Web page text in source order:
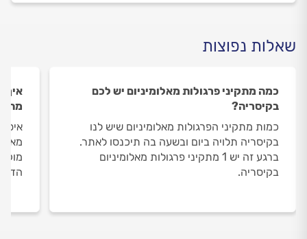
שאלות נפוצות
כמה מתקיני פרגולות מאלומיניום יש לכם
בקיסריה?
כמות מתקיני הפרגולות מאלומיניום שיש לנו
בקיסריה תלויה ביום ובשעה בה תיכנסו לאתר.
ברגע זה יש 1 מתקיני פרגולות מאלומיניום
בקיסריה.
איך